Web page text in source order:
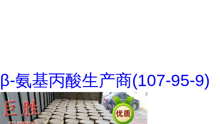
β-氨基丙酸生产商(107-95-9)